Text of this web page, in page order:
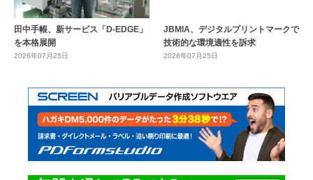
田中手帳、新サービス「D-EDGE」
を本格展開
2026年07月25日
JBMIA、デジタルプリントマークで
技術的な環境適性を訴求
2026年07月25日